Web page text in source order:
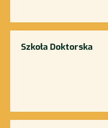
Szkoła Doktorska